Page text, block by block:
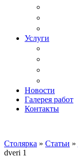
Услуги
Новости
Галерея работ
Контакты
Столярка » Статьи »
dveri 1